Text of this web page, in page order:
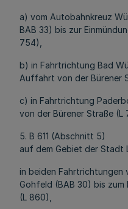
a) vom Autobahnkreuz
BAB 33) bis zur
754),
b) in Fahrtrichtung Bad
Auffahrt von der Bürener
c) in Fahrtrichtung
von der Bürener Straße (L
5. B 611 (Abschnitt 5)
auf dem Gebiet der Stadt
in beiden Fahrtrichtungen
Gohfeld (BAB 30) bis zum
(L 860),